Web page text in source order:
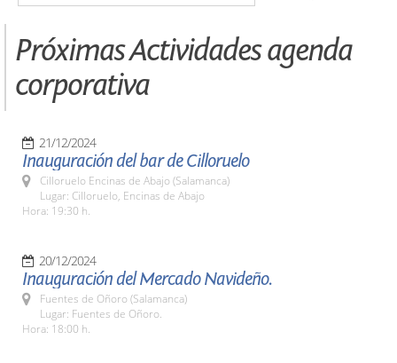
Próximas Actividades agenda
corporativa
21/12/2024
Inauguración del bar de Cilloruelo
Cilloruelo Encinas de Abajo (Salamanca)
Lugar: Cilloruelo, Encinas de Abajo
Hora: 19:30 h.
20/12/2024
Inauguración del Mercado Navideño.
Fuentes de Oñoro (Salamanca)
Lugar: Fuentes de Oñoro.
Hora: 18:00 h.